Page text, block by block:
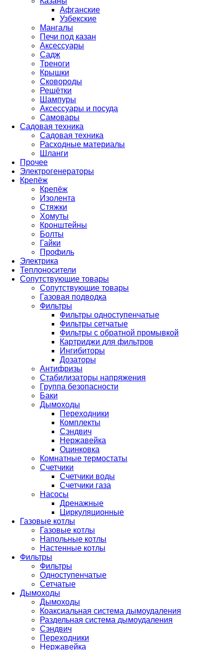
Афганские
Узбекские
Мангалы
Печи под казан
Аксессуары
Садж
Треноги
Крышки
Сковороды
Решётки
Шампуры
Аксессуары и посуда
Самовары
Садовая техника
Садовая техника
Расходные материалы
Шланги
Прочее
Электрогенераторы
Крепёж
Крепёж
Изолента
Стяжки
Хомуты
Кронштейны
Болты
Гайки
Профиль
Электрика
Теплоносители
Сопутствующие товары
Сопутствующие товары
Газовая подводка
Фильтры
Фильтры одноступенчатые
Фильтры сетчатые
Фильтры с обратной промывкой
Картриджи для фильтров
Ингибиторы
Дозаторы
Антифризы
Стабилизаторы напряжения
Группа безопасности
Баки
Дымоходы
Переходники
Комплекты
Сэндвич
Нержавейка
Оцинковка
Комнатные термостаты
Счетчики
Счетчики воды
Счетчики газа
Насосы
Дренажные
Циркуляционные
Газовые котлы
Газовые котлы
Напольные котлы
Настенные котлы
Фильтры
Фильтры
Одноступенчатые
Сетчатые
Дымоходы
Дымоходы
Коаксиальная система дымоудаления
Раздельная система дымоудаления
Сэндвич
Переходники
Нержавейка